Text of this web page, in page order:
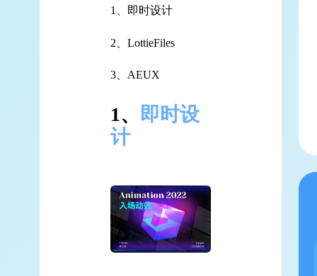
1、即时设计
2、LottieFiles
3、AEUX
1、 即时设
计